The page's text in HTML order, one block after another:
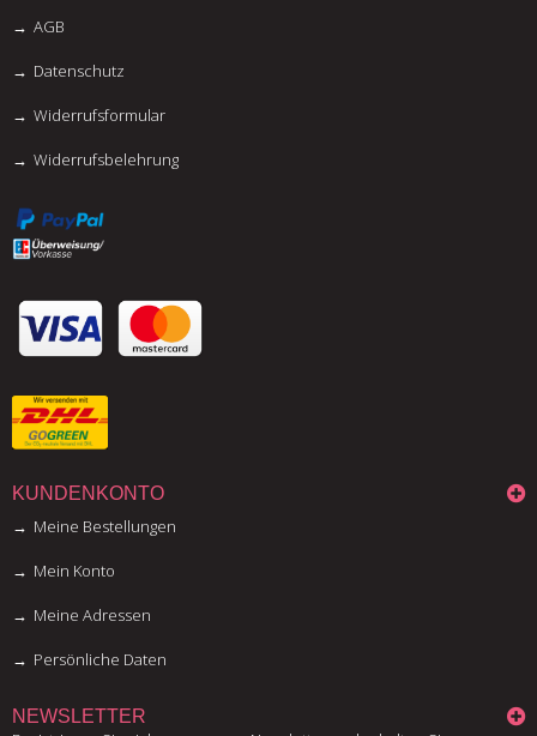
AGB
Datenschutz
Widerrufsformular
Widerrufsbelehrung
KUNDENKONTO
Meine Bestellungen
Mein Konto
Meine Adressen
Persönliche Daten
NEWSLETTER